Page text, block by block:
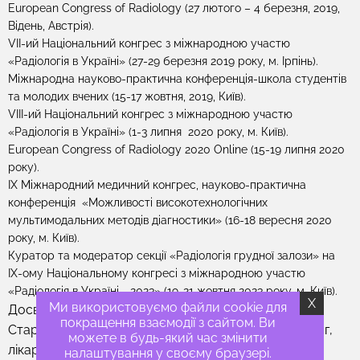
European Congress of Radiology (27 лютого – 4 березня, 2019,
Відень, Австрія).
VIІ-ий Національний конгрес з міжнародною участю
«Радіологія в Україні» (27-29 березня 2019 року, м. Ірпінь).
Міжнародна науково-практична конференція-школа студентів
та молодих вчених (15-17 жовтня, 2019, Київ).
VIІI-ий Національний конгрес з міжнародною участю
«Радіологія в Україні» (1-3 липня 2020 року, м. Київ).
European Congress of Radiology 2020 Online (15-19 липня 2020
року).
IX Міжнародний медичний конгрес, науково-практична
конференція «Можливості високотехнологічних
мультимодальних методів діагностики» (16-18 вересня 2020
року, м. Київ).
Куратор та модератор секції «Радіологія грудної залози» на
ІХ-ому Національному конгресі з міжнародною участю
«Радіологія в Україні - 2023» (19-21 жовтня 2023 року, м. Київ).
Досвід роботи
Старший науковий співробітник, лікар-рентгенолог,
лікар УЗД у ДУ «Інститут ядерної медицини та
Ми використовуємо файли cookie для
покращення взаємодії з сайтом. Ви
можете в будь-який час змінити
налаштування у своєму браузері.
X